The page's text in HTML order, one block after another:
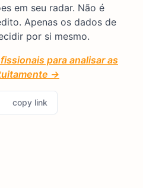
em seu radar. Não é
Apenas os dados de
por si mesmo.
para analisar as
→
copy link